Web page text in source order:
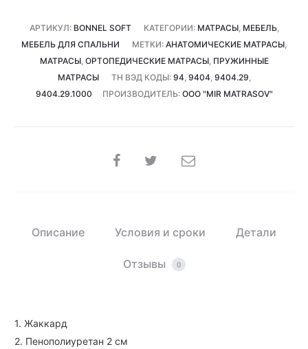
АРТИКУЛ: BONNEL SOFT КАТЕГОРИИ: МАТРАСЫ, МЕБЕЛЬ,
МЕБЕЛЬ ДЛЯ СПАЛЬНИ
МЕТКИ: АНАТОМИЧЕСКИЕ МАТРАСЫ
МАТРАСЫ, ОРТОПЕДИЧЕСКИЕ МАТРАСЫ, ПРУЖИННЫЕ
МАТРАСЫ
ТН ВЭД КОДЫ: 94, 9404, 9404.29
9404.29.1000
ПРОИЗВОДИТЕЛЬ: ООО "MIR MATRASOV"
SHARE
Описание Условия и сроки Детали
Отзывы 0
1. Жаккард
2. Пенополиуретан 2 см